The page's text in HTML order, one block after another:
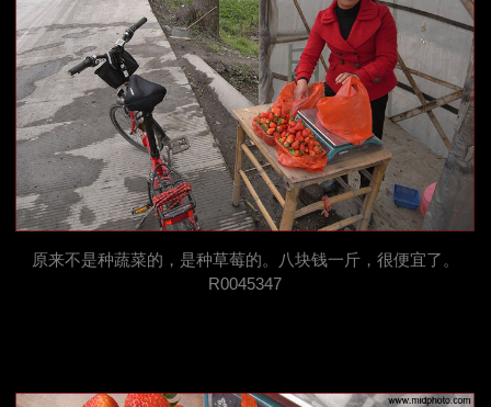
原来不是种蔬菜的，是种草莓的。八块钱一斤，很便宜了。
R0045347